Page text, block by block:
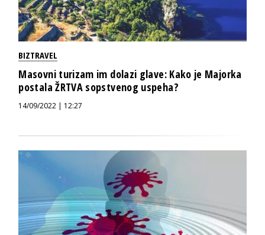
BIZTRAVEL
Masovni turizam im dolazi glave: Kako je Majorka
postala ŽRTVA sopstvenog uspeha?
14/09/2022 | 12:27